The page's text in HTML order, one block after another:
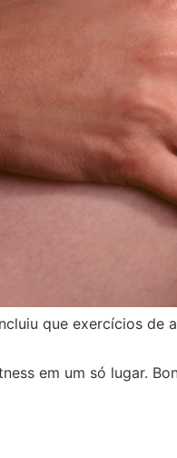
que exercícios de
em um só lugar.